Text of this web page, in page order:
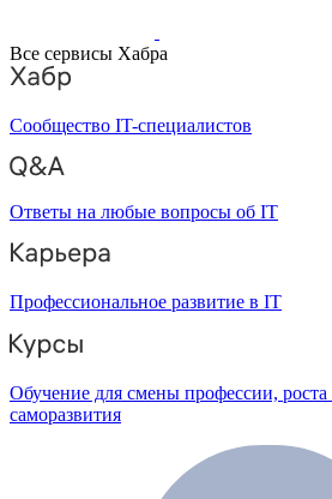
Все сервисы Хабра
Сообщество IT-специалистов
Ответы на любые вопросы об IT
Профессиональное развитие в IT
Обучение для смены профессии, роста
саморазвития